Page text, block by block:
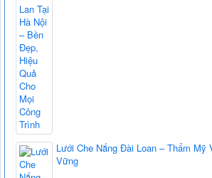
Lưới Che Nắng Đài Loan – Thẩm Mỹ
Vững